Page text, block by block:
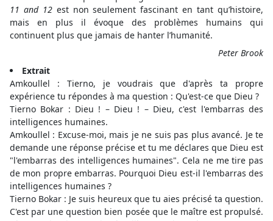
11 and 12 est non seulement fascinant en tant qu’histoire,
mais en plus il évoque des problèmes humains qui
continuent plus que jamais de hanter l’humanité.
Peter Brook
Extrait
Amkoullel : Tierno, je voudrais que d'après ta propre
expérience tu répondes à ma question : Qu'est-ce que Dieu ?
Tierno Bokar : Dieu ! – Dieu ! – Dieu, c'est l'embarras des
intelligences humaines.
Amkoullel : Excuse-moi, mais je ne suis pas plus avancé. Je te
demande une réponse précise et tu me déclares que Dieu est
"l'embarras des intelligences humaines". Cela ne me tire pas
de mon propre embarras. Pourquoi Dieu est-il l'embarras des
intelligences humaines ?
Tierno Bokar : Je suis heureux que tu aies précisé ta question.
C'est par une question bien posée que le maître est propulsé.